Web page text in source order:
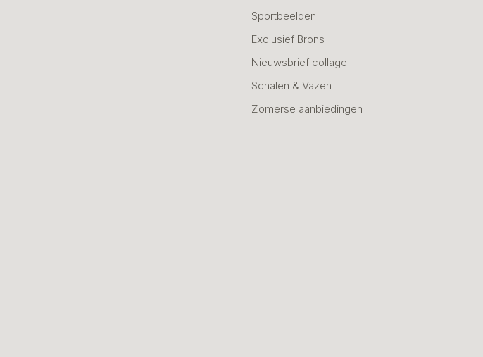
Sportbeelden
Exclusief Brons
Nieuwsbrief collage
Schalen & Vazen
Zomerse aanbiedingen